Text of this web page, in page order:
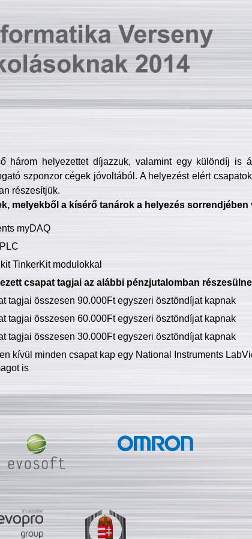
három helyezettet díjazzuk, valamint egy különdíj is
szponzor cégek jóvoltából. A helyezést elért
részesítjük.
melyekből a kísérő tanárok a helyezés sorrendjében
myDAQ
TinkerKit modulokkal
csapat tagjai az alábbi pénzjutalomban
tagjai összesen 90.000Ft egyszeri ösztöndíjat kapnak
tagjai összesen 60.000Ft egyszeri ösztöndíjat kapnak
tagjai összesen 30.000Ft egyszeri ösztöndíjat kapnak
kívül minden csapat kap egy National Instruments
is